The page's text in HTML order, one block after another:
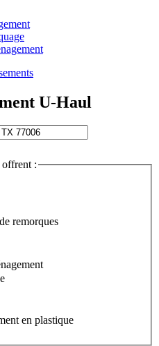
U-Haul
offrent :
remorques
en plastique